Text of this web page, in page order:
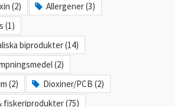
(2)
Allergener (3)
(1)
biprodukter (14)
(2)
(2)
Dioxiner/PCB (2)
fiskeriprodukter (75)